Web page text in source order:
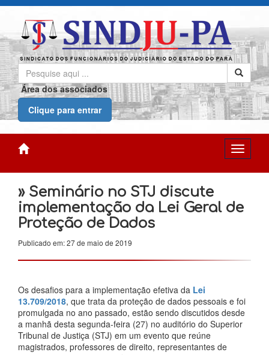
Área dos associados
Clique para entrar
» Seminário no STJ discute
implementação da Lei Geral de
Proteção de Dados
Publicado em: 27 de maio de 2019
Os desafios para a implementação efetiva da Lei
13.709/2018, que trata da proteção de dados pessoais e foi
promulgada no ano passado, estão sendo discutidos desde
a manhã desta segunda-feira (27) no auditório do Superior
Tribunal de Justiça (STJ) em um evento que reúne
magistrados, professores de direito, representantes de